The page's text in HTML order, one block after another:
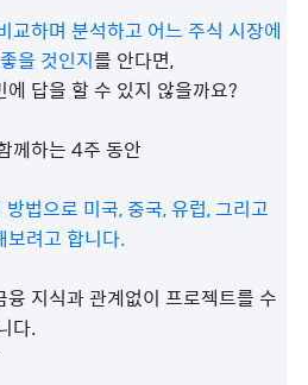
교하며 분석하고 어느 주식 시장에
을 것인지를 안다면,
답을 할 수 있지 않을까요?
께하는 4주 동안
법으로 미국, 중국, 유럽, 그리고
보려고 합니다.
지식과 관계없이 프로젝트를 수
다.